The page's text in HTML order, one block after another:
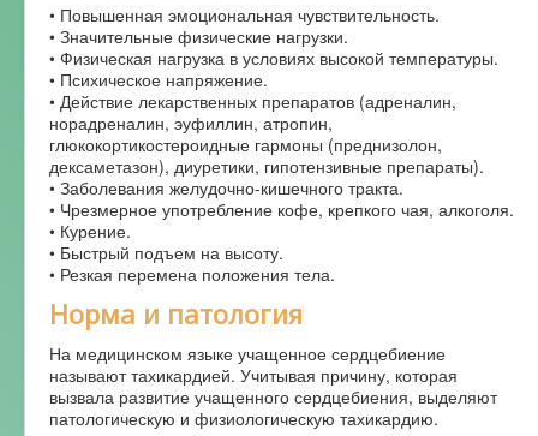
• Повышенная эмоциональная чувствительность.
• Значительные физические нагрузки.
• Физическая нагрузка в условиях высокой температуры.
• Психическое напряжение.
• Действие лекарственных препаратов (адреналин,
норадреналин, эуфиллин, атропин,
глюкокортикостероидные гармоны (преднизолон,
дексаметазон), диуретики, гипотензивные препараты).
• Заболевания желудочно-кишечного тракта.
• Чрезмерное употребление кофе, крепкого чая, алкоголя.
• Курение.
• Быстрый подъем на высоту.
• Резкая перемена положения тела.
Норма и патология
На медицинском языке учащенное сердцебиение
называют тахикардией. Учитывая причину, которая
вызвала развитие учащенного сердцебиения, выделяют
патологическую и физиологическую тахикардию.